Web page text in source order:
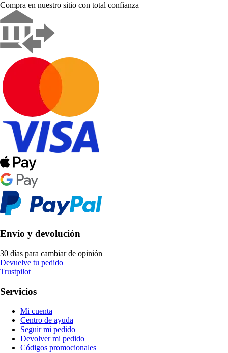
Compra en nuestro sitio con total confianza
Envío y devolución
30 días para cambiar de opinión
Devuelve tu pedido
Trustpilot
Servicios
Mi cuenta
Centro de ayuda
Seguir mi pedido
Devolver mi pedido
Códigos promocionales